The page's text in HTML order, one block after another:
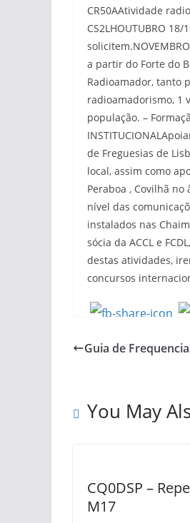
CR50AAtividade
CS2LHOUTUBRO
a partir do Forte do
Radioamador, tanto
radioamadorismo, 1
população. –
de Freguesias de
local, assim como
Peraboa , Covilhã no
nível das
instalados nas
sócia da ACCL e
destas atividades,
concursos
Guia de
You May
CQ0DSP –
M17